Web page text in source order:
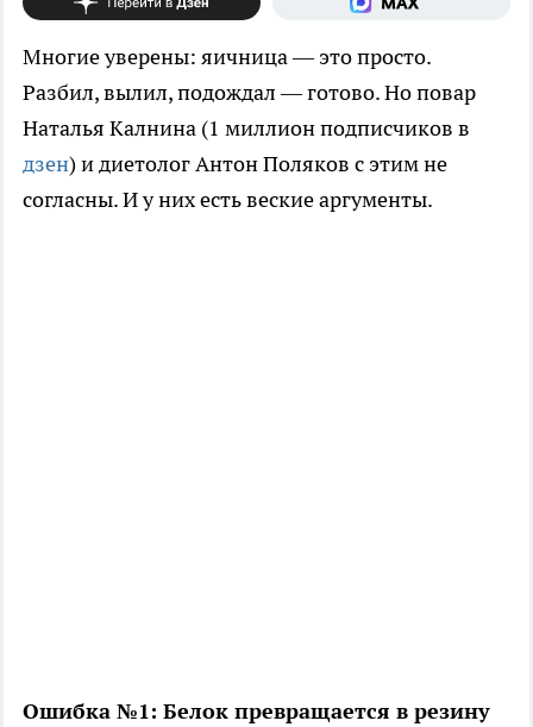
Многие уверены: яичница — это просто.
Разбил, вылил, подождал — готово. Но повар
Наталья Калнина (1 миллион подписчиков в
дзен) и диетолог Антон Поляков с этим не
согласны. И у них есть веские аргументы.
Ошибка №1: Белок превращается в резину